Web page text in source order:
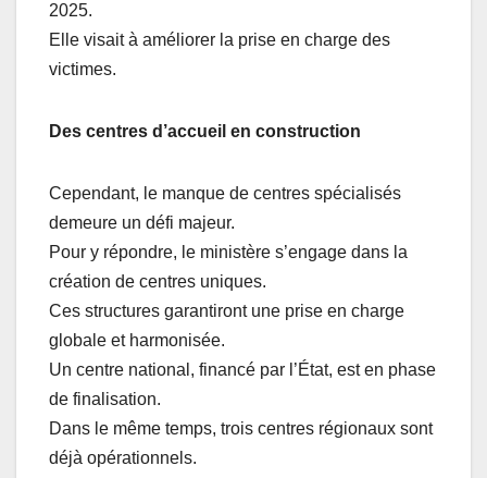
2025.
Elle visait à améliorer la prise en charge des
victimes.
Des centres d’accueil en construction
Cependant, le manque de centres spécialisés
demeure un défi majeur.
Pour y répondre, le ministère s’engage dans la
création de centres uniques.
Ces structures garantiront une prise en charge
globale et harmonisée.
Un centre national, financé par l’État, est en phase
de finalisation.
Dans le même temps, trois centres régionaux sont
déjà opérationnels.